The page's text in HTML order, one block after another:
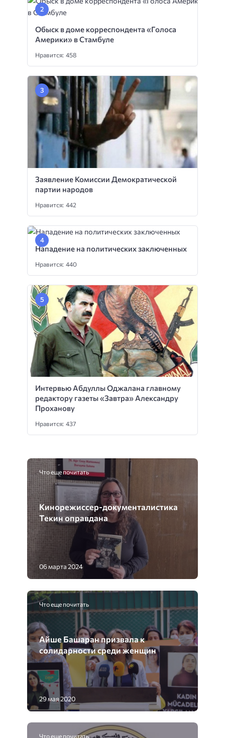
Обыск в доме корреспондента «Голоса
Америки» в Стамбуле
Нравится: 458
Заявление Комиссии Демократической
партии народов
Нравится: 442
Нападение на политических заключенных
Нравится: 440
Интервью Абдуллы Оджалана главному
редактору газеты «Завтра» Александру
Проханову
Нравится: 437
Что еще почитать
Кинорежиссер-документалистика
Текин оправдана
06 марта 2024
Что еще почитать
Айше Башаран призвала к
солидарности среди женщин
29 мая 2020
Что еще почитать